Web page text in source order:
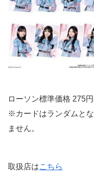
ローソン標準価格 275
※カードはランダムと
ません。
取扱店はこちら